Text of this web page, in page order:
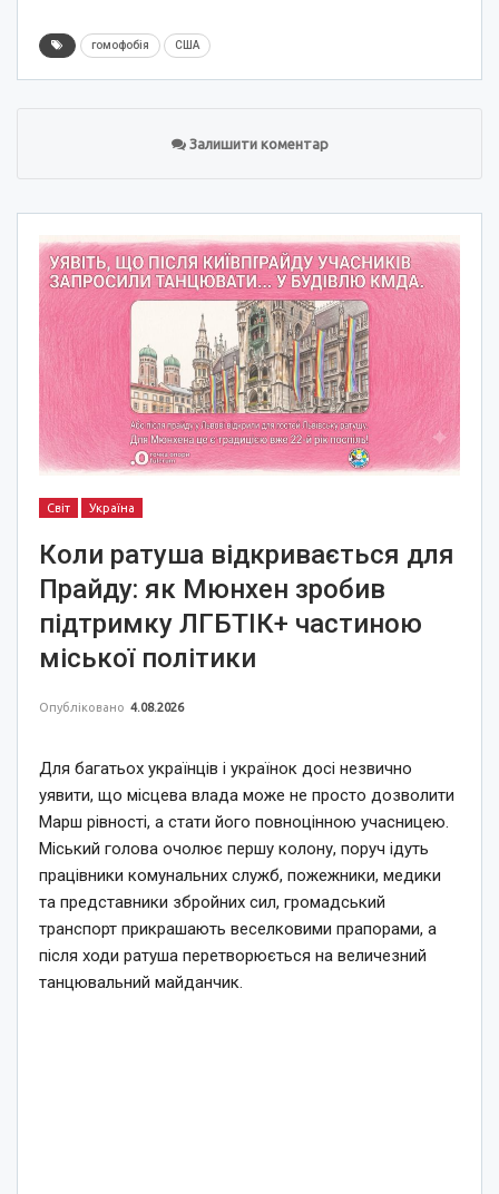
гомофобія США
Залишити коментар
Світ Україна
Коли ратуша відкривається для
Прайду: як Мюнхен зробив
підтримку ЛГБТІК+ частиною
міської політики
Опубліковано 4.08.2026
Для багатьох українців і українок досі незвично
уявити, що місцева влада може не просто дозволити
Марш рівності, а стати його повноцінною учасницею.
Міський голова очолює першу колону, поруч ідуть
працівники комунальних служб, пожежники, медики
та представники збройних сил, громадський
транспорт прикрашають веселковими прапорами, а
після ходи ратуша перетворюється на величезний
танцювальний майданчик.